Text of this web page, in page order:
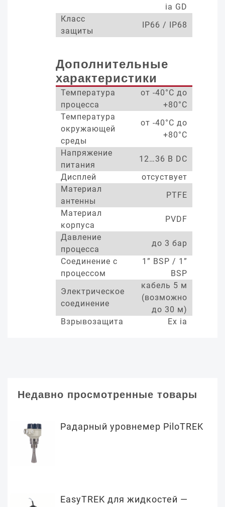
ia GD
Класс
защиты
IP66 / IP68
Дополнительные
характеристики
Температура
процесса
от -40°С до
+80°С
Температура
окружающей
среды
от -40°С до
+80°С
Напряжение
питания
12…36 В DC
Дисплей
отсуствует
Материал
антенны
PTFE
Материал
корпуса
PVDF
Давление
процесса
до 3 бар
Соединение с
процессом
1” BSP / 1”
BSP
Электрическое
соединение
кабель 5 м
(возможно
до 30 м)
Взрывозащита
Ex ia
Недавно просмотренные товары
Радарный уровнемер PiloTREK
EasyTREK для жидкостей —